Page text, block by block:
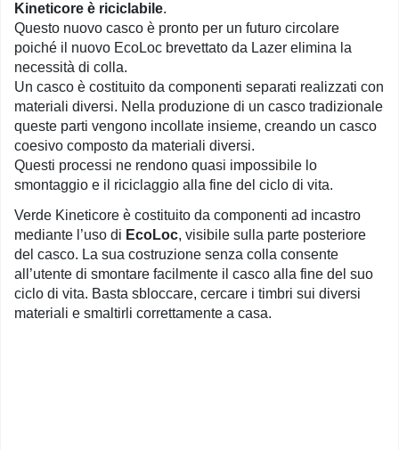
Kineticore è riciclabile.
Questo nuovo casco è pronto per un futuro circolare
poiché il nuovo EcoLoc brevettato da Lazer elimina la
necessità di colla.
Un casco è costituito da componenti separati realizzati con
materiali diversi. Nella produzione di un casco tradizionale
queste parti vengono incollate insieme, creando un casco
coesivo composto da materiali diversi.
Questi processi ne rendono quasi impossibile lo
smontaggio e il riciclaggio alla fine del ciclo di vita.
Verde Kineticore è costituito da componenti ad incastro
mediante l’uso di EcoLoc, visibile sulla parte posteriore
del casco. La sua costruzione senza colla consente
all’utente di smontare facilmente il casco alla fine del suo
ciclo di vita. Basta sbloccare, cercare i timbri sui diversi
materiali e smaltirli correttamente a casa.